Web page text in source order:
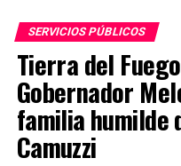
SERVICIOS PÚBLICOS
Tierra del
Gobernador
familia humilde
Camuzzi